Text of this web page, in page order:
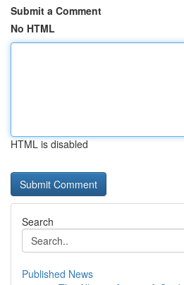
Submit a Comment
No HTML
HTML is disabled
Search
Published News